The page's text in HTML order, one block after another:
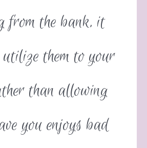
from the bank, it
them to your
than allowing
you enjoys bad